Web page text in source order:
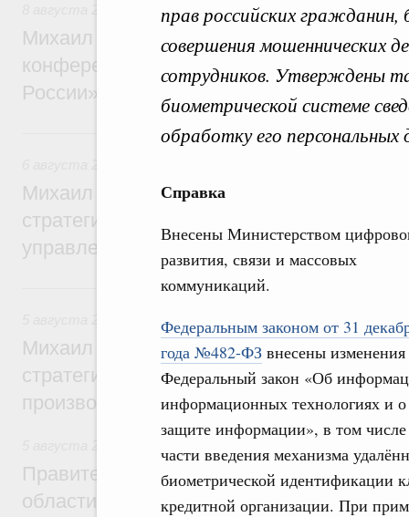
прав российских гражданин,
совершения мошеннических
сотрудников. Утверждены
биометрической системе
обработку его персональных
Справка
Внесены Министерством
развития, связи и массовых
коммуникаций.
Федеральным законом от 31
года №482-ФЗ внесены
Федеральный закон «Об
информационных технологиях и о
защите информации», в том
части введения механизма
биометрической идентификации
кредитной организации. При
Отрасль информационных технологий
Михаил Мишустин дал поручения по
конференции «Цифровая индустрия
России»
6 августа, четверг
Михаил Мишустин дал поручения по
стратегической сессии о
управления научно-технологическим
5 августа, среда
Вопросы производительности труда и
Михаил Мишустин дал поручения по
стратегической сессии, посвящённой
производительности труда
Правительство увеличило объём
области в рамках федерального